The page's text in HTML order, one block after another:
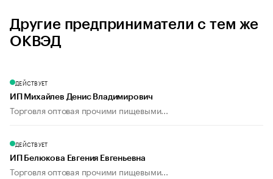
Другие предприниматели с тем же
ОКВЭД
ДЕЙСТВУЕТ
ИП Михайлев Денис Владимирович
Торговля оптовая прочими пищевыми...
ДЕЙСТВУЕТ
ИП Белюкова Евгения Евгеньевна
Торговля оптовая прочими пищевыми...